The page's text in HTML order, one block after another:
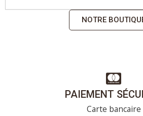
h
NOTRE
PAIEMENT
Carte bancaire